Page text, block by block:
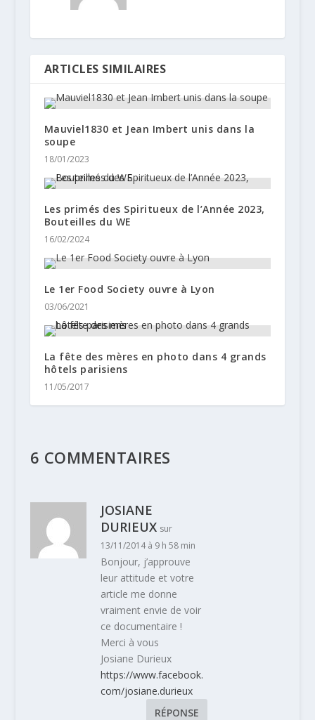
ARTICLES SIMILAIRES
Mauviel1830 et Jean Imbert unis dans la
soupe
18/01/2023
Les primés des Spiritueux de l’Année 2023,
Bouteilles du WE
16/02/2024
Le 1er Food Society ouvre à Lyon
03/06/2021
La fête des mères en photo dans 4 grands
hôtels parisiens
11/05/2017
6 COMMENTAIRES
JOSIANE
DURIEUX sur
13/11/2014 à 9 h 58 min
Bonjour, j’approuve
leur attitude et votre
article me donne
vraiment envie de voir
ce documentaire !
Merci à vous
Josiane Durieux
https://www.facebook.
com/josiane.durieux
RÉPONSE